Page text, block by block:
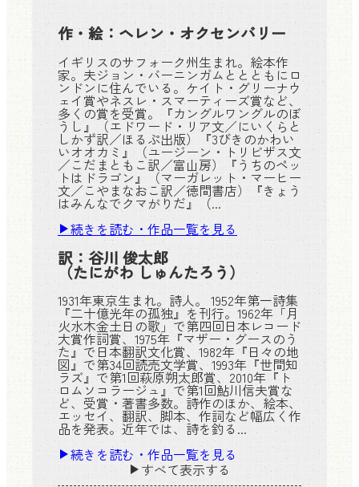
作・絵： ヘレン・オクセンバリー
イギリスのサフォーク州生まれ。絵本作
家。夫ジョン・バーニンガムととともにロ
ンドンに住んでいる。ケイト・グリーナウ
ェイ賞やネスレ・スマーティーズ賞など、
多くの賞を受賞。『カングルワングルのぼ
うし』（エドワード・リア文／にいくらと
しかず訳／ほるぷ出版）『3びきのかわい
いオオカミ』（ユージーン・トリビザス文
／こだまともこ訳／富山房）『うちのペッ
トはドラゴン』（マーガレット・マーヒー
文／こやまなおこ訳／徳間書店）『きょう
はみんなでクマがりだ』（...
続きを読む・作品一覧を見る
訳：谷川 俊太郎
（たにがわ しゅんたろう）
1931年東京生まれ。詩人。 1952年第一詩集
『二十億光年の孤独』を刊行。1962年「月
火水木金土日の歌」で第四回日本レコード
大賞作詞賞、1975年『マザー・グースのう
た』で日本翻訳文化賞、1982年『日々の地
図』で第34回読売文学賞、1993年『世間知
ラズ』で第1回萩原朔太郎賞、2010年『ト
ロムソコラージュ』で第1回鮎川信夫賞な
ど、受賞・著書多数。詩作のほか、絵本、
エッセイ、翻訳、脚本、作詞など幅広く作
品を発表。近年では、詩を釣る...
続きを読む・作品一覧を見る
すべて表示する